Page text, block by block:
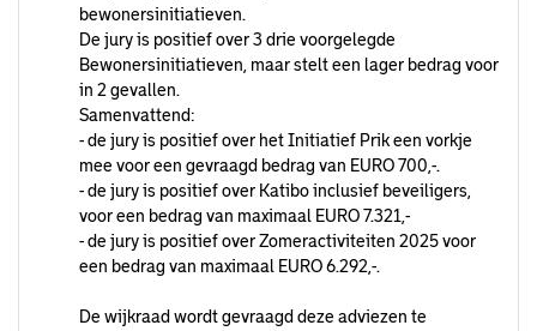
bewonersinitiatieven.
De jury is positief over 3 drie voorgelegde
Bewonersinitiatieven, maar stelt een lager bedrag voor
in 2 gevallen.
Samenvattend:
- de jury is positief over het Initiatief Prik een vorkje
mee voor een gevraagd bedrag van EURO 700,-.
- de jury is positief over Katibo inclusief beveiligers,
voor een bedrag van maximaal EURO 7.321,-
- de jury is positief over Zomeractiviteiten 2025 voor
een bedrag van maximaal EURO 6.292,-.
De wijkraad wordt gevraagd deze adviezen te